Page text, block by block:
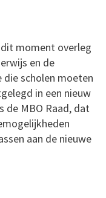
moment overleg
en de
scholen moeten
in een nieuw
de MBO Raad, dat
aan de nieuwe